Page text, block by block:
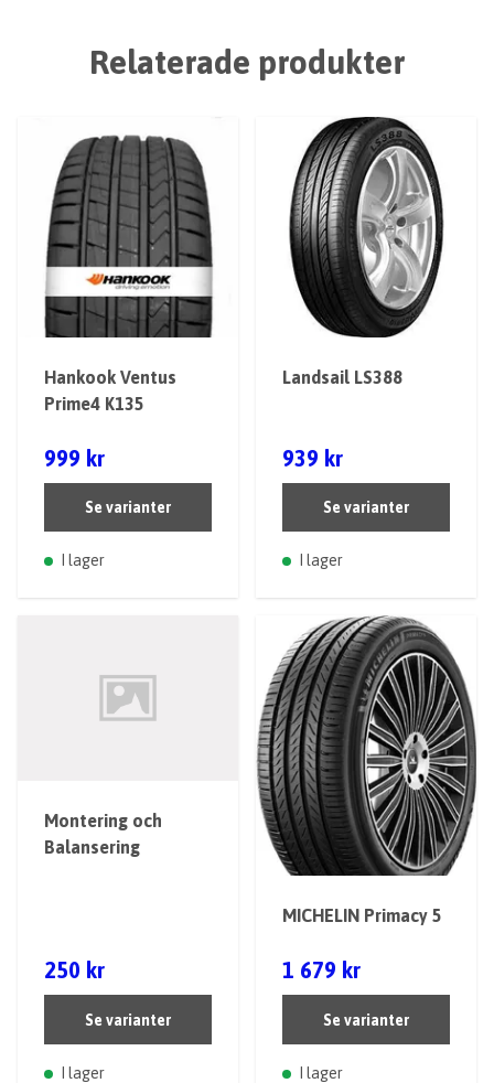
Relaterade produkter
Hankook Ventus
Prime4 K135
999 kr
Se varianter
I lager
Landsail LS388
939 kr
Se varianter
I lager
Montering och
Balansering
250 kr
Se varianter
I lager
MICHELIN Primacy 5
1 679 kr
Se varianter
I lager